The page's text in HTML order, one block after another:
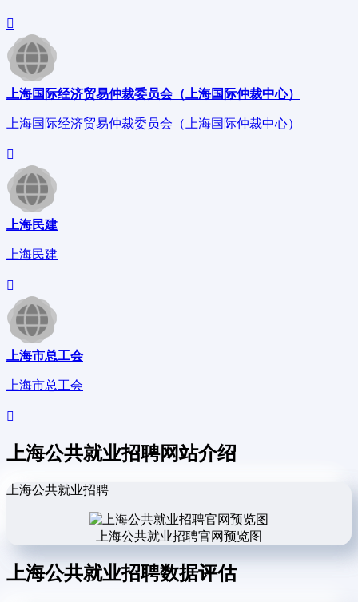
上海国际经济贸易仲裁委员会（上海国际仲裁中心）
上海国际经济贸易仲裁委员会（上海国际仲裁中心）
上海民建
上海民建
上海市总工会
上海市总工会
上海公共就业招聘网站介绍
上海公共就业招聘
上海公共就业招聘官网预览图
上海公共就业招聘数据评估